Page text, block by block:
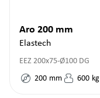
Aro 200 mm
Elastech
EEZ 200x75-Ø100 DG
200 mm 600 kg